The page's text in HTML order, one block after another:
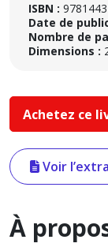
ISBN :
Date de
Nombre de
Dimensions :
Achetez ce
Voir
À